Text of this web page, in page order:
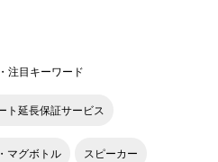
注目キーワード
ト延長保証サービス
マグボトル スピーカー